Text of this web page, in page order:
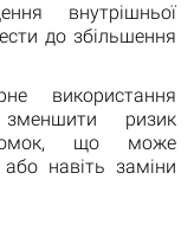
внутрішньої
до збільшення
використання
ризик
що може
навіть заміни